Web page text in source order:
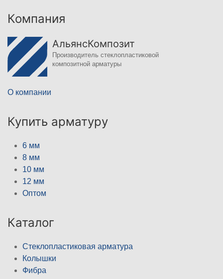
Компания
АльянсКомпозит
Производитель стеклопластиковой
композитной арматуры
О компании
Купить арматуру
6 мм
8 мм
10 мм
12 мм
Оптом
Каталог
Стеклопластиковая арматура
Колышки
Фибра